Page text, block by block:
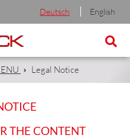
Deutsch English
Legal Notice
THE CONTENT